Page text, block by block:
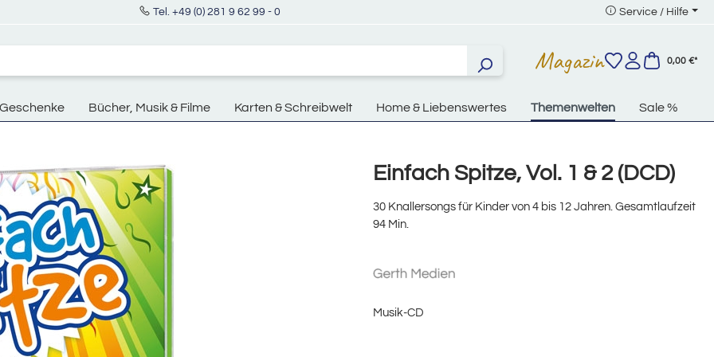
Tel. +49 (0) 281 9 62 99 - 0 Service / Hilfe
Magazin 0,00 €*
Geschenke Bücher, Musik & Filme Karten & Schreibwelt Home & Liebenswertes Themenwelten Sale %
Einfach Spitze, Vol. 1 & 2 (DCD)
30 Knallersongs für Kinder von 4 bis 12 Jahren. Gesamtlaufzeit
94 Min.
Musik-CD